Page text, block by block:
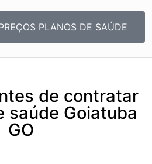
PLANOS DE SAÚDE
de contratar
saúde Goiatuba
GO